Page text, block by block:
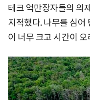
테크 억만장자들의 의
지적했다. 나무를 심어
이 너무 크고 시간이